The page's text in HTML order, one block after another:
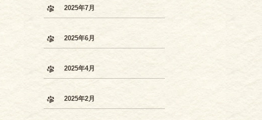
2025年7月
2025年6月
2025年4月
2025年2月